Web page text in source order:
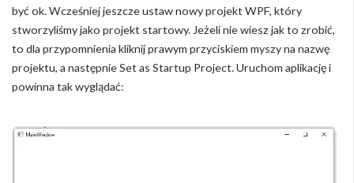
być ok. Wcześniej jeszcze ustaw nowy projekt WPF, który
stworzyliśmy jako projekt startowy. Jeżeli nie wiesz jak to zrobić,
to dla przypomnienia kliknij prawym przyciskiem myszy na nazwę
projektu, a następnie Set as Startup Project. Uruchom aplikację i
powinna tak wyglądać: